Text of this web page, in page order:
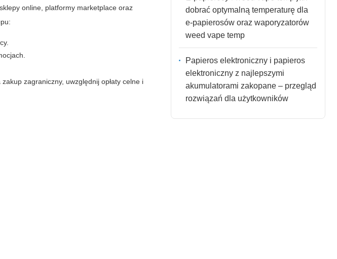
online, platformy marketplace oraz
zagraniczny, uwzględnij opłaty celne i
dobrać optymalną temperaturę dla
e-papierosów oraz waporyzatorów
weed vape temp
Papieros elektroniczny i papieros
elektroniczny z najlepszymi
akumulatorami zakopane – przegląd
rozwiązań dla użytkowników